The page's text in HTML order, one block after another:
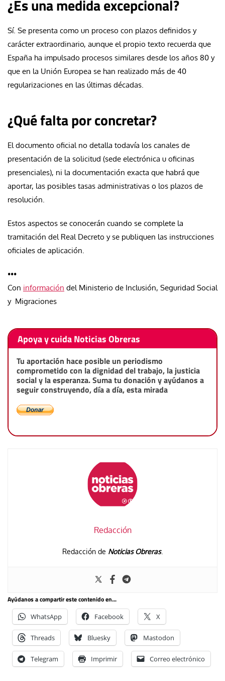
¿Es una medida excepcional?
Sí. Se presenta como un proceso con plazos definidos y
carácter extraordinario, aunque el propio texto recuerda que
España ha impulsado procesos similares desde los años 80 y
que en la Unión Europea se han realizado más de 40
regularizaciones en las últimas décadas.
¿Qué falta por concretar?
El documento oficial no detalla todavía los canales de
presentación de la solicitud (sede electrónica u oficinas
presenciales), ni la documentación exacta que habrá que
aportar, las posibles tasas administrativas o los plazos de
resolución.
Estos aspectos se conocerán cuando se complete la
tramitación del Real Decreto y se publiquen las instrucciones
oficiales de aplicación.
•••
Con información del Ministerio de Inclusión, Seguridad Social
y Migraciones
Apoya y cuida Noticias Obreras
Tu aportación hace posible un periodismo
comprometido con la dignidad del trabajo, la justicia
social y la esperanza. Suma tu donación y ayúdanos a
seguir construyendo, día a día, esta mirada
Redacción
Redacción de Noticias Obreras.
Ayúdanos a compartir este contenido en...
WhatsApp Facebook X
Threads Bluesky Mastodon
Telegram Imprimir Correo electrónico